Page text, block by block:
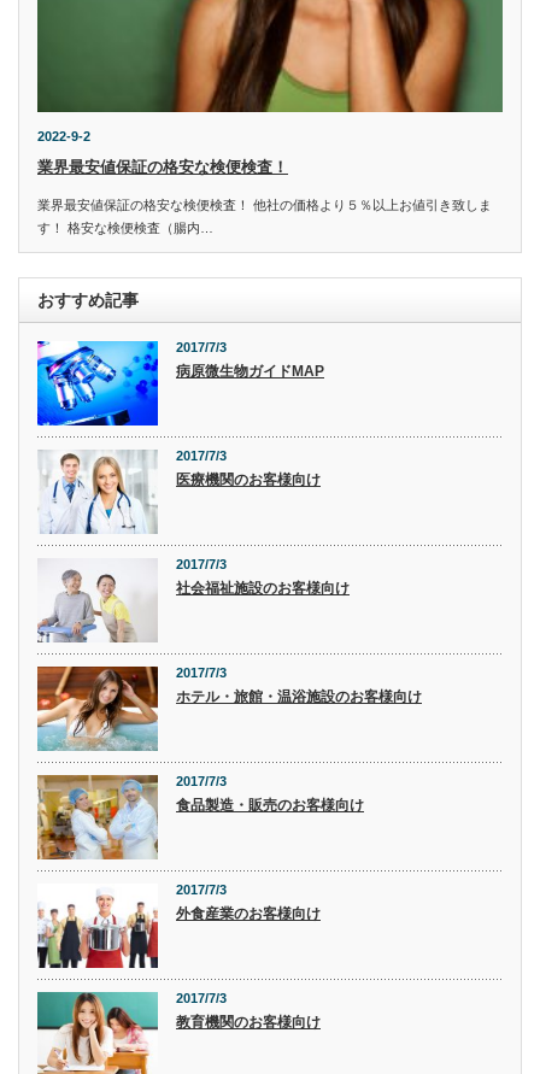
2022-9-2
業界最安値保証の格安な検便検査！
業界最安値保証の格安な検便検査！ 他社の価格より５％以上お値引き致しま
す！ 格安な検便検査（腸内…
おすすめ記事
2017/7/3
病原微生物ガイドMAP
2017/7/3
医療機関のお客様向け
2017/7/3
社会福祉施設のお客様向け
2017/7/3
ホテル・旅館・温浴施設のお客様向け
2017/7/3
食品製造・販売のお客様向け
2017/7/3
外食産業のお客様向け
2017/7/3
教育機関のお客様向け